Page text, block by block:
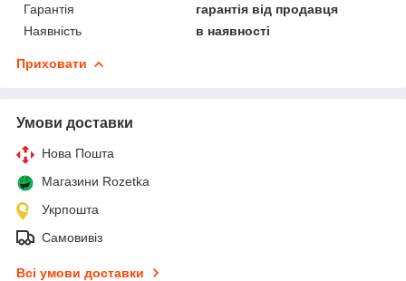
Гарантія
гарантія від продавця
Наявність
в наявності
Приховати
Умови доставки
Нова Пошта
Магазини Rozetka
Укрпошта
Самовивіз
Всі умови доставки